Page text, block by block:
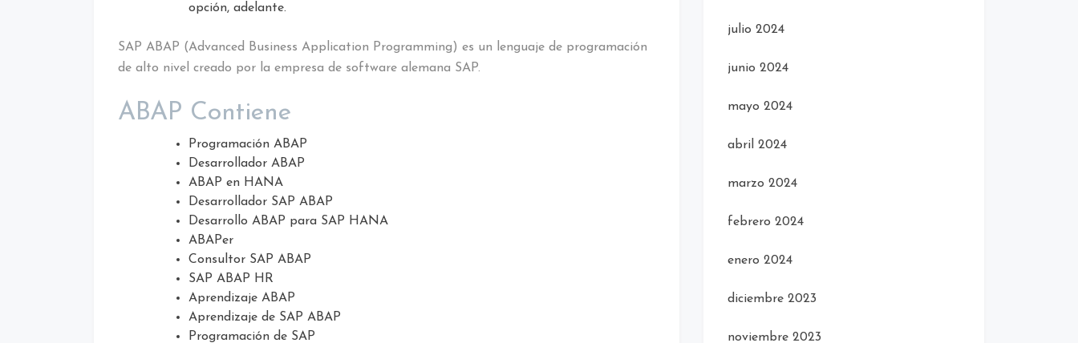
opción, adelante.
SAP ABAP (Advanced Business Application Programming) es un lenguaje de programación
de alto nivel creado por la empresa de software alemana SAP.
ABAP Contiene
Programación ABAP
Desarrollador ABAP
ABAP en HANA
Desarrollador SAP ABAP
Desarrollo ABAP para SAP HANA
ABAPer
Consultor SAP ABAP
SAP ABAP HR
Aprendizaje ABAP
Aprendizaje de SAP ABAP
Programación de SAP
julio 2024
junio 2024
mayo 2024
abril 2024
marzo 2024
febrero 2024
enero 2024
diciembre 2023
noviembre 2023